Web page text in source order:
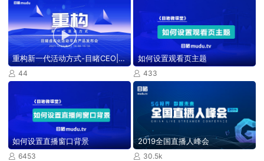
重构新一代活动方式-目睹CEO||鲁力
 44

如何设置观看页主题
 433
如何设置直播窗口背景
 6453
2019全国直播人峰会
 30.5k